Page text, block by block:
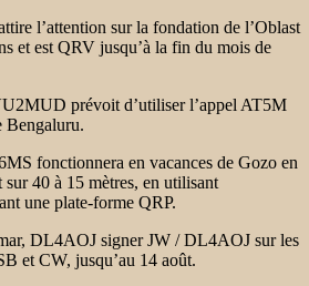
l’attention sur la fondation de l’Oblast
et est QRV jusqu’à la fin du mois de
prévoit d’utiliser l’appel AT5M
Bengaluru.
fonctionnera en vacances de Gozo en
40 à 15 mètres, en utilisant
une plate-forme QRP.
DL4AOJ signer JW / DL4AOJ sur les
et CW, jusqu’au 14 août.